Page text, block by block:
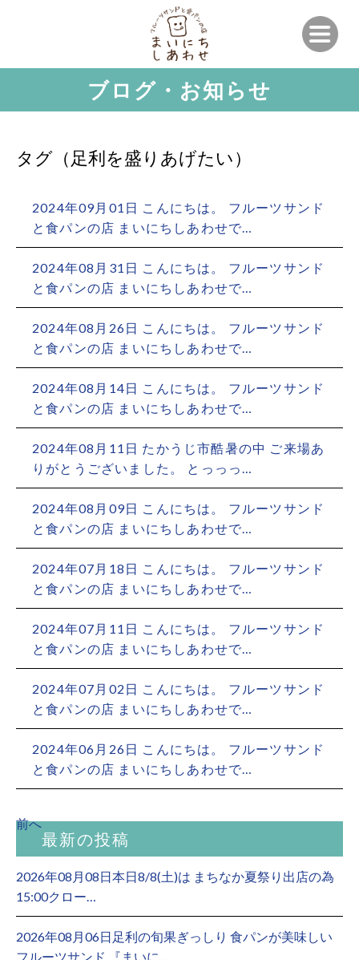
ブログ・お知らせ
タグ（足利を盛りあげたい）
2024年09月01日 こんにちは。 フルーツサンド
と食パンの店 まいにちしあわせで…
2024年08月31日 こんにちは。 フルーツサンド
と食パンの店 まいにちしあわせで…
2024年08月26日 こんにちは。 フルーツサンド
と食パンの店 まいにちしあわせで…
2024年08月14日 こんにちは。 フルーツサンド
と食パンの店 まいにちしあわせで…
2024年08月11日 たかうじ市酷暑の中 ご来場あ
りがとうございました。 とっっっ…
2024年08月09日 こんにちは。 フルーツサンド
と食パンの店 まいにちしあわせで…
2024年07月18日 こんにちは。 フルーツサンド
と食パンの店 まいにちしあわせで…
2024年07月11日 こんにちは。 フルーツサンド
と食パンの店 まいにちしあわせで…
2024年07月02日 こんにちは。 フルーツサンド
と食パンの店 まいにちしあわせで…
2024年06月26日 こんにちは。 フルーツサンド
と食パンの店 まいにちしあわせで…
前へ
最新の投稿
2026年08月08日本日8/8(土)は まちなか夏祭り出店の為
15:00クロー…
2026年08月06日足利の旬果ぎっしり 食パンが美味しい
フルーツサンド 『まいに…